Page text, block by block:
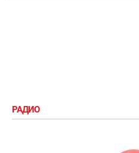
РАДИО